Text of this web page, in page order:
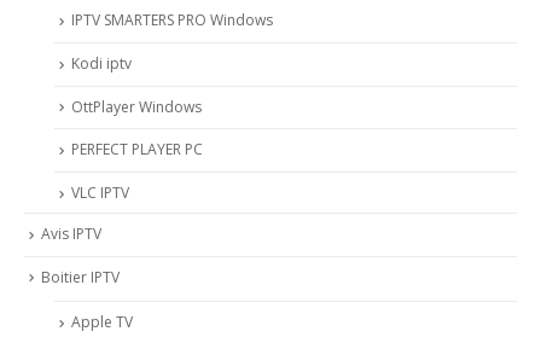
IPTV SMARTERS PRO Windows
Kodi iptv
OttPlayer Windows
PERFECT PLAYER PC
VLC IPTV
Avis IPTV
Boitier IPTV
Apple TV